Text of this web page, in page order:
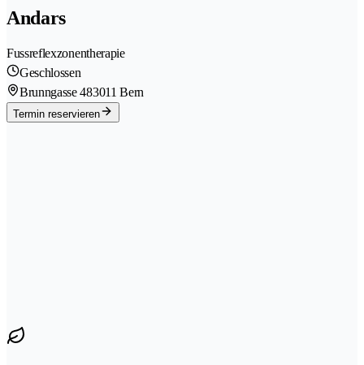
Andars
Fussreflexzonentherapie
Geschlossen
Brunngasse 483011 Bern
Termin reservieren